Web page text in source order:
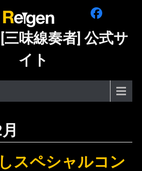
三味線奏者] 公式サ
イト
スペシャルコン